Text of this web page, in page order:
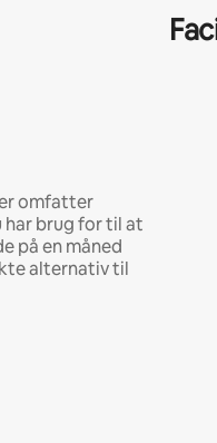
omfatter
brug for til at
på en måned
alternativ til